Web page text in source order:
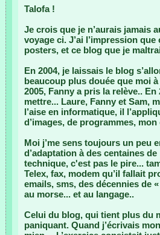
Talofa !
Je crois que je n’aurais jamais
voyage ci. J’ai l’impression
posters, et ce blog que je
En 2004, je laissais le blog
beaucoup plus douée que moi
2005, Fanny a pris la relève.. En
mettre... Laure, Fanny et Sam,
l’aise en informatique, il
d’images, de programmes, mon
Moi j’me sens toujours un peu
d’adaptation à des centaines
technique, c'est pas le pire...
Telex, fax, modem qu’il fallait
emails, sms, des décennies de
au morse... et au langage..
Celui du blog, qui tient plus du
paniquant. Quand j’écrivais